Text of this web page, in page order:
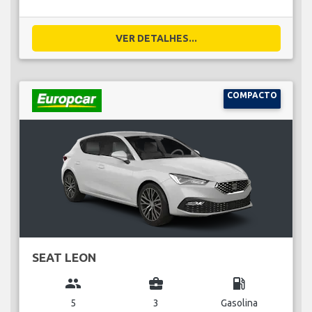
VER DETALHES...
COMPACTO
SEAT LEON
group
5
business_center
3
local_gas_station
Gasolina